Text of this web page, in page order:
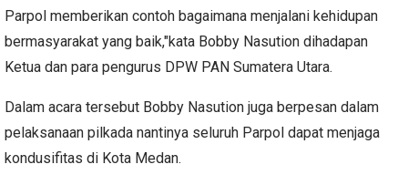
Parpol memberikan contoh bagaimana menjalani kehidupan
bermasyarakat yang baik,"kata Bobby Nasution dihadapan
Ketua dan para pengurus DPW PAN Sumatera Utara.
Dalam acara tersebut Bobby Nasution juga berpesan dalam
pelaksanaan pilkada nantinya seluruh Parpol dapat menjaga
kondusifitas di Kota Medan.